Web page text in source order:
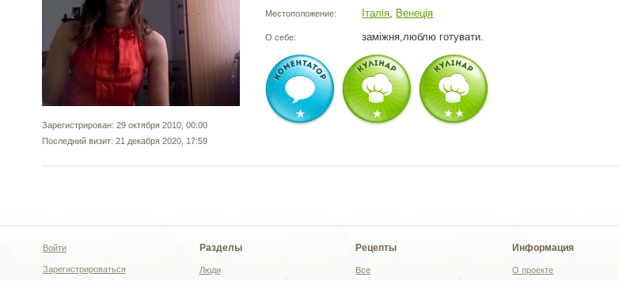
Зарегистрирован: 29 октября 2010, 00:00
Последний визит: 21 декабря 2020, 17:59
Местоположение: Італія, Венеція
О себе: заміжня,люблю готувати.
Войти
Зарегистрироваться
Разделы
Люди
Рецепты
Все
Информация
О проекте